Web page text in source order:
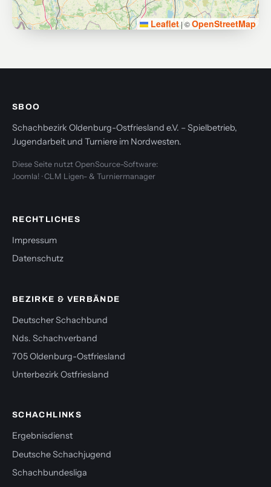
Leaflet| ©OpenStreetMap
SBOO
Schachbezirk Oldenburg-Ostfriesland e.V. – Spielbetrieb,
Jugendarbeit und Turniere im Nordwesten.
Diese Seite nutzt OpenSource-Software:
Joomla! · CLM Ligen- & Turniermanager
RECHTLICHES
Impressum
Datenschutz
BEZIRKE & VERBÄNDE
Deutscher Schachbund
Nds. Schachverband
705 Oldenburg-Ostfriesland
Unterbezirk Ostfriesland
SCHACHLINKS
Ergebnisdienst
Deutsche Schachjugend
Schachbundesliga